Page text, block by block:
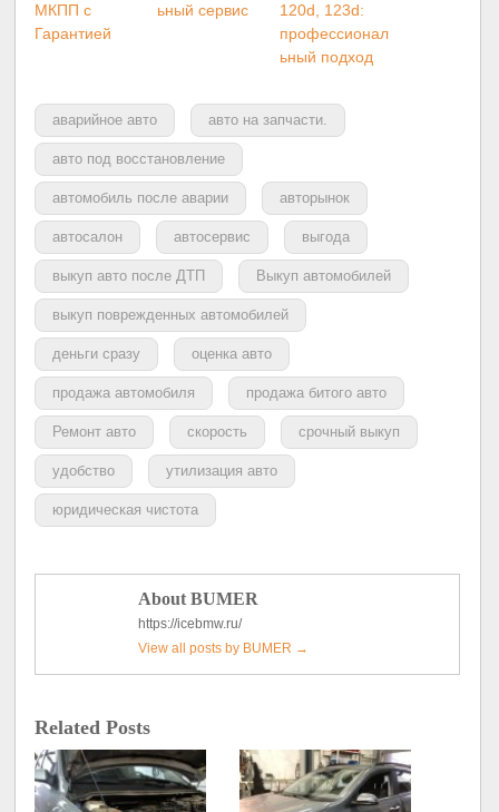
МКПП с
Гарантией
ьный сервис
120d, 123d:
профессионал
ьный подход
аварийное авто авто на запчасти.
авто под восстановление
автомобиль после аварии авторынок
автосалон автосервис выгода
выкуп авто после ДТП Выкуп автомобилей
выкуп поврежденных автомобилей
деньги сразу оценка авто
продажа автомобиля продажа битого авто
Ремонт авто скорость срочный выкуп
удобство утилизация авто
юридическая чистота
About BUMER
https://icebmw.ru/
View all posts by BUMER →
Related Posts